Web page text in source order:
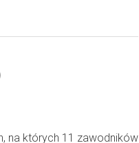
na których 11 zawodników